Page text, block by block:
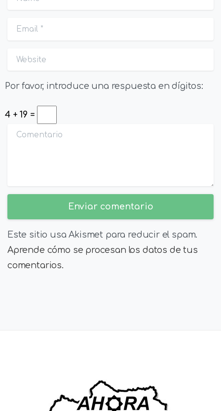
Email
Website
Por favor, introduce una respuesta en dígitos:
4 + 19 =
Comentario
Este sitio usa Akismet para reducir el spam.
Aprende cómo se procesan los datos de tus
comentarios.